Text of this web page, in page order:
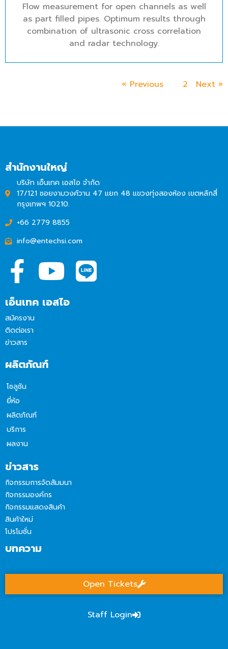
Flow measurement for open channels as well
as part filled pipes. Optimum results through
combination of ultrasonic cross correlation
and radar technology.
« Previous 2 Next »
สำนักงานใหญ่
บริษัท เอ็นเทค เอสไอ จำกัด
17/121 ซอยงามวงศ์วาน 47 แยก 48 แขวงทุ่งสองห้อง เขตหลักสี่
กรุงเทพฯ 10210.
+66 2779 8855
info@entechsi.com
เอ็นเทค เอสไอ
สมัครงาน
ติดต่อเรา
ข่าวสาร
ผลิตภัณฑ์
โซลูชัน
ยี่ห้อ
ผลิตภัณฑ์
บริการ
ผลงาน
ข่าวสาร
กิจกรรมการจัดสัมมนา
กิจกรรมองค์กร
กิจกรรมแสดงสินค้า
สินค้าใหม่
โปรโมชั่น
บทความ
Open Tickets
Staff Login